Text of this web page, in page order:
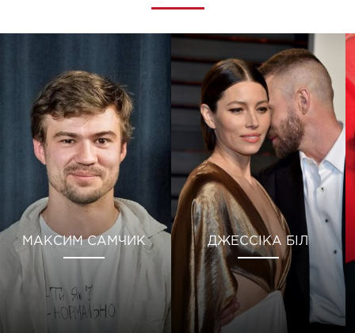
МАКСИМ САМЧИК ДЖЕССІКА БІЛ